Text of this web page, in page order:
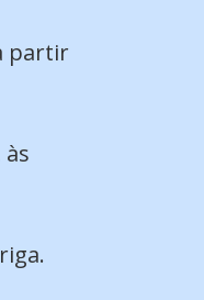
partir